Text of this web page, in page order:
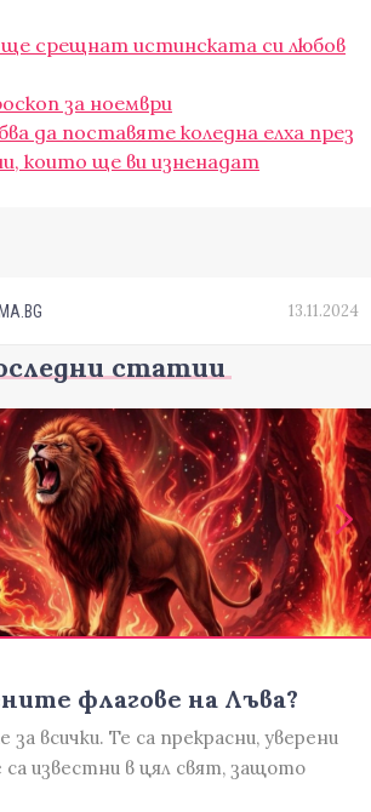
срещнат истинската си любов
за ноември
да поставяте коледна елха през
които ще ви изненадат
13.11.2024
статии
флагове на Лъва?
за всички. Те са прекрасни, уверени
са известни в цял свят, защото